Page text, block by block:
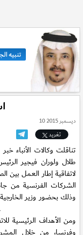
10 ديسمبر 2015
تغريد
تناقلت وكالات الأنباء
طلال ولوران فيجير
لاتفاقية إطار العمل
الشركات الفرنسية من
وذلك بحضور وزير
الربيعة، ووزير
ومن الأهداف الرئيسية
وفرنسا، من خلال